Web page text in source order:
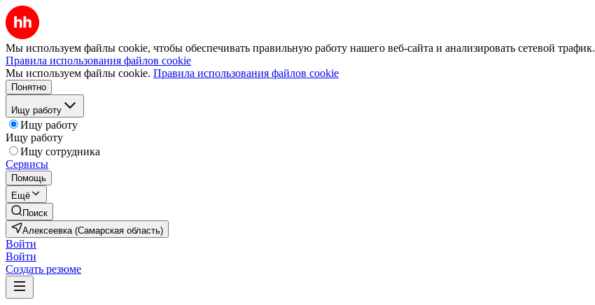
Мы используем файлы cookie, чтобы обеспечивать правильную работу нашего веб-сайта и анализировать сетевой трафик.
Правила использования файлов cookie
Мы используем файлы cookie. Правила использования файлов cookie
Понятно
Ищу работу
Ищу работу
Ищу работу
Ищу сотрудника
Сервисы
Помощь
Ещё
Поиск
Алексеевка (Самарская область)
Войти
Войти
Создать резюме